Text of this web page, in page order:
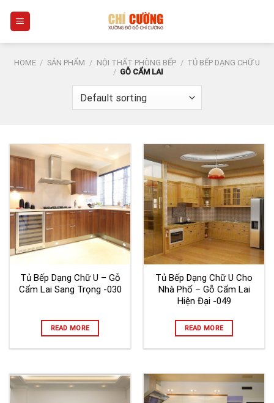
HOME / SẢN PHẨM / NỘI THẤT PHÒNG BẾP / TỦ BẾP DẠNG CHỮ U
/ GỖ CẨM LAI
Tủ Bếp Dạng Chữ U – Gỗ
Cẩm Lai Sang Trọng -030
READ MORE
Tủ Bếp Dạng Chữ U Cho
Nhà Phố – Gỗ Cẩm Lai
Hiện Đại -049
READ MORE